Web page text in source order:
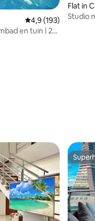
106 recensies
Gemiddelde
4,9 (193)
en tuin | 2
Flat in
Studio